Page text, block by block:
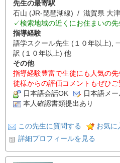
先生の最寄駅
石山 (JR-琵琶湖線) / 滋賀県 大
✓検索地域の近くにお住まいの先
指導経験
語学スクール先生 (１０年以上),
訳 (１０年以上) 他
その他
指導経験豊富で生徒にも人気の
徒様からの評価コメントもぜひご
日本語会話OK
日本語メ
本人確認書類提出あり
この先生に質問する
お気に
詳細プロフィールを見る